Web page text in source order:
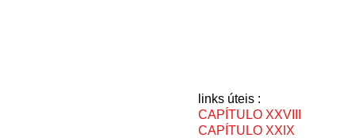
links úteis :
CAPÍTULO XXVIII
CAPÍTULO XXIX